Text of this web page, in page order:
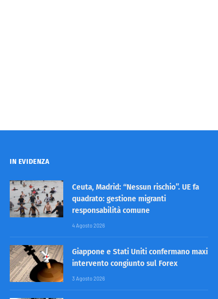
IN EVIDENZA
Ceuta, Madrid: “Nessun rischio”. UE fa
quadrato: gestione migranti
responsabilità comune
4 Agosto 2026
Giappone e Stati Uniti confermano maxi
intervento congiunto sul Forex
3 Agosto 2026